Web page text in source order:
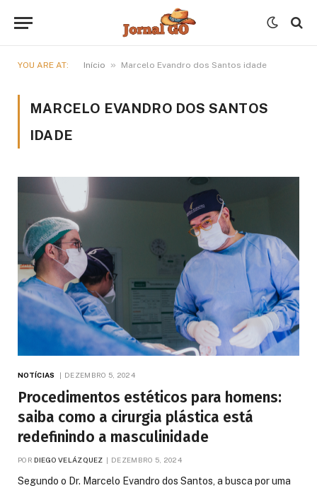
YOU ARE AT: Início » Marcelo Evandro dos Santos idade
MARCELO EVANDRO DOS SANTOS
IDADE
NOTÍCIAS DEZEMBRO 5, 2024
Procedimentos estéticos para homens:
saiba como a cirurgia plástica está
redefinindo a masculinidade
POR DIEGO VELÁZQUEZ DEZEMBRO 5, 2024
Segundo o Dr. Marcelo Evandro dos Santos, a busca por uma